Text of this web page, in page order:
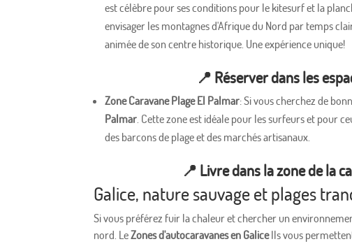
est célèbre pour ses conditions pour le kitesurf et la
envisager les montagnes d'Afrique du Nord par temps
animée de son centre historique. Une expérience unique!
📍 Réserver dans les
Zone Caravane Plage El Palmar: Si vous cherchez de
Palmar. Cette zone est idéale pour les surfeurs et pour
des barcons de plage et des marchés artisanaux.
📍 Livre dans la zone de la
Galice, nature sauvage et plages
Si vous préférez fuir la chaleur et chercher un
nord. LeZones d'autocaravanes en GaliceIls vous